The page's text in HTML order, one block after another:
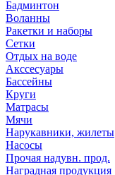
Бадминтон
Воланны
Ракетки и наборы
Сетки
Отдых на воде
Акссесуары
Бассейны
Круги
Матрасы
Мячи
Нарукавники, жилеты
Насосы
Прочая надувн. прод.
Наградная продукция